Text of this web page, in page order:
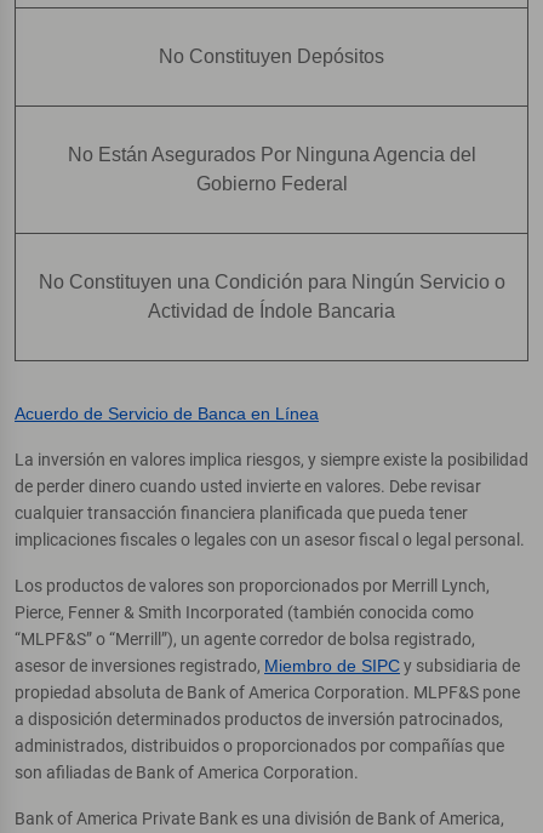
No Constituyen Depósitos
No Están Asegurados Por Ninguna Agencia del
Gobierno Federal
No Constituyen una Condición para Ningún Servicio o
Actividad de Índole Bancaria
Acuerdo de Servicio de Banca en Línea
La inversión en valores implica riesgos, y siempre existe la posibilidad
de perder dinero cuando usted invierte en valores. Debe revisar
cualquier transacción financiera planificada que pueda tener
implicaciones fiscales o legales con un asesor fiscal o legal personal.
Los productos de valores son proporcionados por Merrill Lynch,
Pierce, Fenner & Smith Incorporated (también conocida como
“MLPF&S” o “Merrill”), un agente corredor de bolsa registrado,
asesor de inversiones registrado, Miembro de SIPCy subsidiaria de
propiedad absoluta de Bank of America Corporation. MLPF&S pone
a disposición determinados productos de inversión patrocinados,
administrados, distribuidos o proporcionados por compañías que
son afiliadas de Bank of America Corporation.
Bank of America Private Bank es una división de Bank of America,